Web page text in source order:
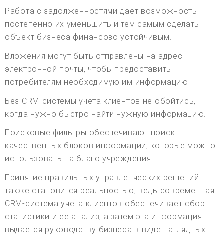
Работа с задолженностями дает возможность
постепенно их уменьшить и тем самым сделать
объект бизнеса финансово устойчивым.
Вложения могут быть отправлены на адрес
электронной почты, чтобы предоставить
потребителям необходимую им информацию.
Без CRM-системы учета клиентов не обойтись,
когда нужно быстро найти нужную информацию.
Поисковые фильтры обеспечивают поиск
качественных блоков информации, которые можно
использовать на благо учреждения.
Принятие правильных управленческих решений
также становится реальностью, ведь современная
CRM-система учета клиентов обеспечивает сбор
статистики и ее анализ, а затем эта информация
выдается руководству бизнеса в виде наглядных